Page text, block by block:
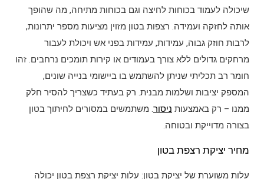
שיכולה לעמוד בכוחות לחיצה וגם בכוחות מתיחה, מה שהופך
אותה לחזקה ועמידה. רצפות בטון מזוין מציעות מספר יתרונות,
לרבות חוזק גבוה, עמידות, עמידות בפני אש ויכולת לעבור
מרחקים גדולים ללא צורך בעמודים או קירות תומכים נרחבים. זהו
חומר רב תכליתי שניתן להשתמש בו ביישומי בנייה שונים,
המספק יציבות ושלמות מבנית. רק בעתיד כשצריך להסיר חלק
ממנו – רק באמצעות ניסור. משתמשים במסורים לחיתוך בטון
בצורה מדוייקת ובטוחה.
מחיר יציקת רצפת בטון
עלות משוערת של יציקת בטון: עלות יציקת רצפת בטון יכולה